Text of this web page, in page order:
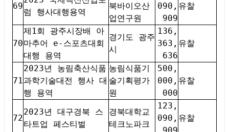
69
럼 행사대행용역
북바이오산
업연구원
090,
909
유찰
70
제1회 광주시장배 아
마추어 e-스포츠대회
대행 용역
경기도 광주
시
136,
363,
636
유찰
71
2023년 농림축산식품
과학기술대전 행사 대
행 용역
농림식품기
술기획평가
원
500,
000,
000
유찰
72
2023년 대구경북 스
타트업 페스티벌
경북대학교
테크노파크
123,
090,
909
유찰